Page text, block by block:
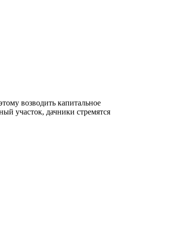
возводить капитальное
участок, дачники стремятся